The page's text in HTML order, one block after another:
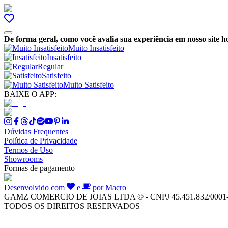
De forma geral, como você avalia sua experiência em nosso site
Muito Insatisfeito
Insatisfeito
Regular
Satisfeito
Muito Satisfeito
BAIXE O APP:
Dúvidas Frequentes
Política de Privacidade
Termos de Uso
Showrooms
Formas de pagamento
Desenvolvido com e
por Macro
GAMZ COMERCIO DE JOIAS LTDA © - CNPJ 45.451.832/
TODOS OS DIREITOS RESERVADOS